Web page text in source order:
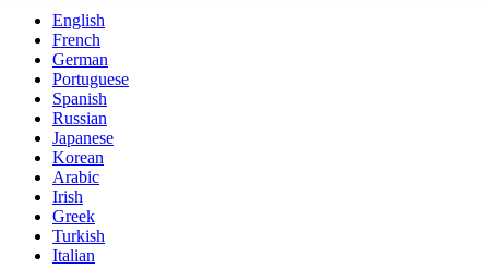
English
French
German
Portuguese
Spanish
Russian
Japanese
Korean
Arabic
Irish
Greek
Turkish
Italian